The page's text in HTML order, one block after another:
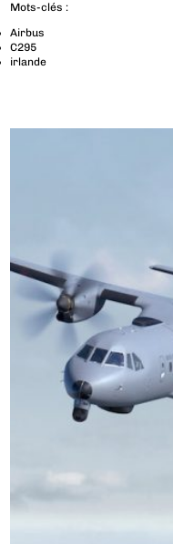
Mots-clés :
Airbus
C295
irlande